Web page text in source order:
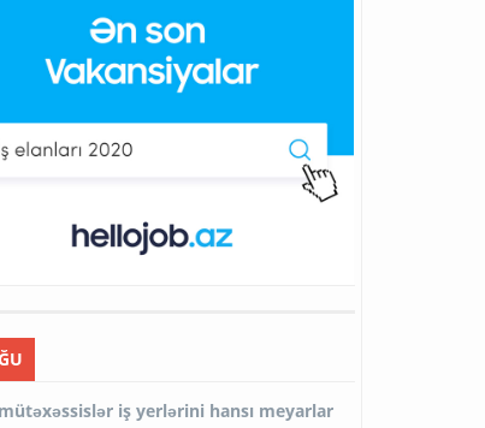
iş yerlərini hansı meyarlar